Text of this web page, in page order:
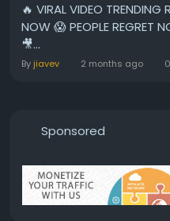
🔥 VIRAL VIDEO
NOW 😱 PEOPLE REGRET
🎥...
By jiavev 2 months ago 0
Sponsored